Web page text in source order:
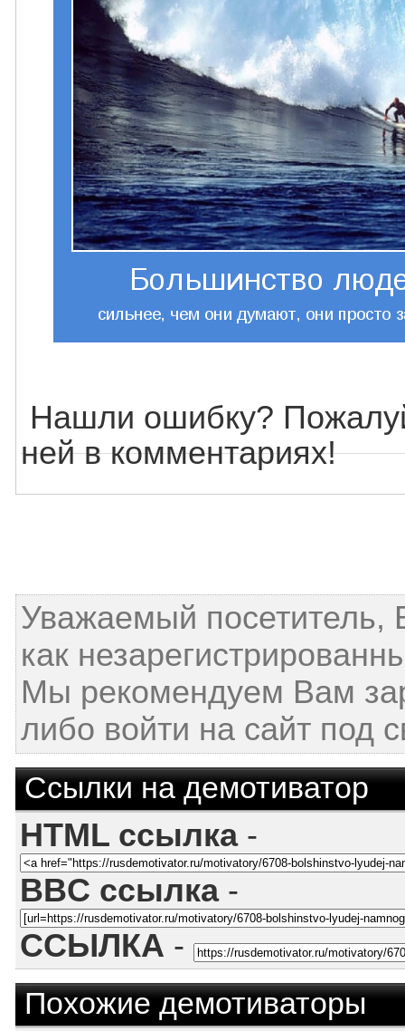
Нашли ошибку?
ней в комментариях!
Уважаемый посетитель,
как
Мы рекомендуем Вам
либо войти на сайт под
Ссылки на демотиватор
HTML ссылка-
BBC ссылка-
ССЫЛКА -
Похожие демотиваторы